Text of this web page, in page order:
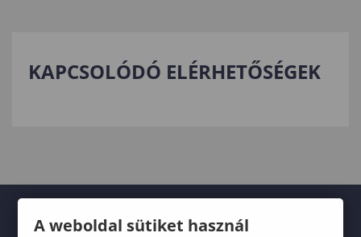
KAPCSOLÓDÓ ELÉRHETŐSÉGEK
A weboldal sütiket használ